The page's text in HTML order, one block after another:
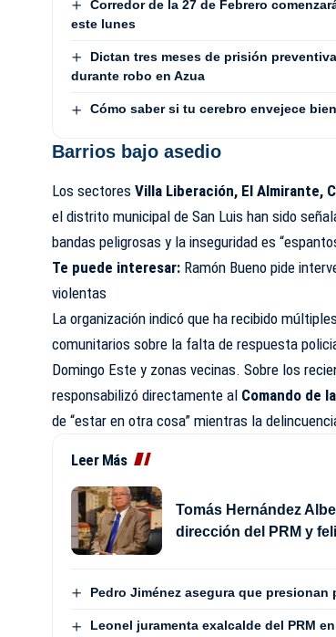
Corredor de la 27 de Febrero
este lunes
Dictan tres meses de prisión
durante robo en Azua
Cómo saber si tu cerebro envejece
Barrios bajo asedio
Los sectoresVilla Liberación, El Almirante,
el distrito municipal de San Luis han sido
bandas peligrosas y la inseguridad es
Te puede interesar: Ramón Bueno pide
violentas
La organización indicó que ha recibido
comunitarios sobre la falta de respuesta
Domingo Este y zonas vecinas. Sobre los
responsabilizó directamente al Comando de
de “estar en otra cosa” mientras la
Leer Más
Tomás Hernández
dirección del PRM y
Pedro Jiménez asegura que
Leonel juramenta exalcalde del PRM